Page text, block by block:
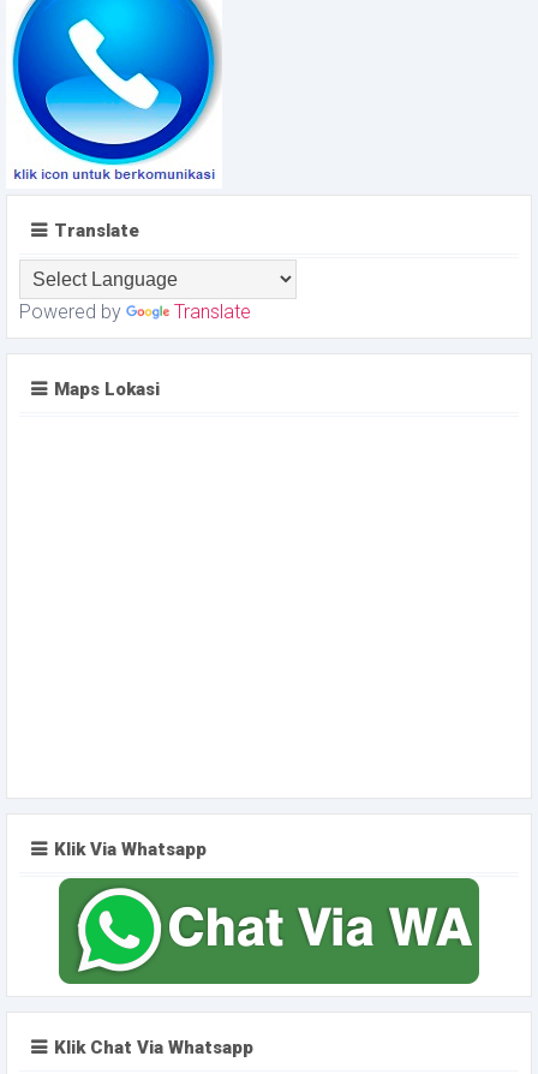
Translate
Powered by Translate
Maps Lokasi
Klik Via Whatsapp
Klik Chat Via Whatsapp